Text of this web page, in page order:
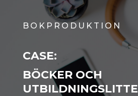
BOKPRODUKTION
CASE:
BÖCKER OCH